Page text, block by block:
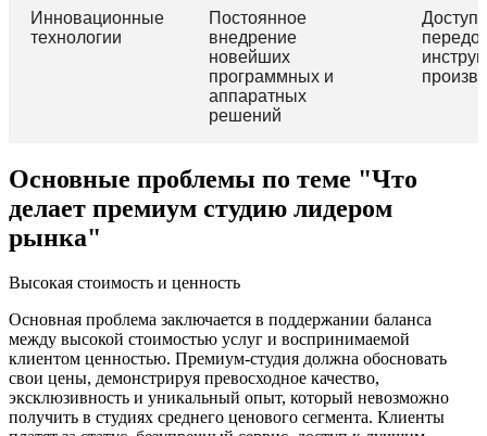
Инновационные
технологии
Постоянное
внедрение
новейших
программных и
аппаратных
решений
Доступ
Основные проблемы по теме "Что
делает премиум студию лидером
рынка"
Высокая стоимость и ценность
Основная проблема заключается в поддержании баланса
между высокой стоимостью услуг и воспринимаемой
клиентом ценностью. Премиум-студия должна обосновать
свои цены, демонстрируя превосходное качество,
эксклюзивность и уникальный опыт, который невозможно
получить в студиях среднего ценового сегмента. Клиенты